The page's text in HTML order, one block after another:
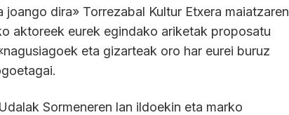
dira» Torrezabal Kultur Etxera maiatzaren
aktoreek eurek egindako ariketak proposatu
eta gizarteak oro har eurei buruz
Sormeneren lan ildoekin eta marko